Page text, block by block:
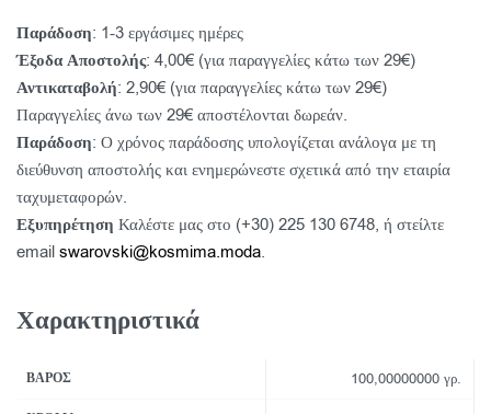
Παράδοση: 1-3 εργάσιμες ημέρες
Έξοδα Αποστολής: 4,00€ (για παραγγελίες κάτω των 29€)
Αντικαταβολή: 2,90€ (για παραγγελίες κάτω των 29€)
Παραγγελίες άνω των 29€ αποστέλονται δωρεάν.
Παράδοση: Ο χρόνος παράδοσης υπολογίζεται ανάλογα με τη
διεύθυνση αποστολής και ενημερώνεστε σχετικά από την εταιρία
ταχυμεταφορών.
Εξυπηρέτηση Καλέστε μας στο (+30) 225 130 6748, ή στείλτε
email swarovski@kosmima.moda.
Χαρακτηριστικά
ΒΆΡΟΣ 100,00000000 γρ.